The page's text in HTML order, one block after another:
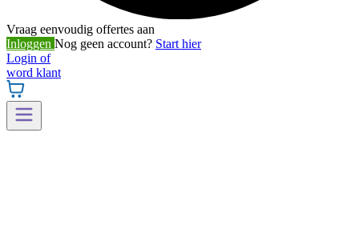
Vraag eenvoudig offertes aan
Inloggen Nog geen account? Start hier
Login of
word klant